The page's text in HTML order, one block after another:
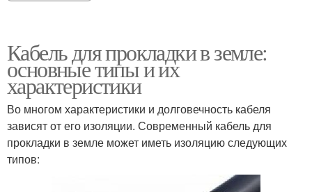
Кабель для прокладки в земле:
основные типы и их
характеристики
Во многом характеристики и долговечность кабеля
зависят от его изоляции. Современный кабель для
прокладки в земле может иметь изоляцию следующих
типов: